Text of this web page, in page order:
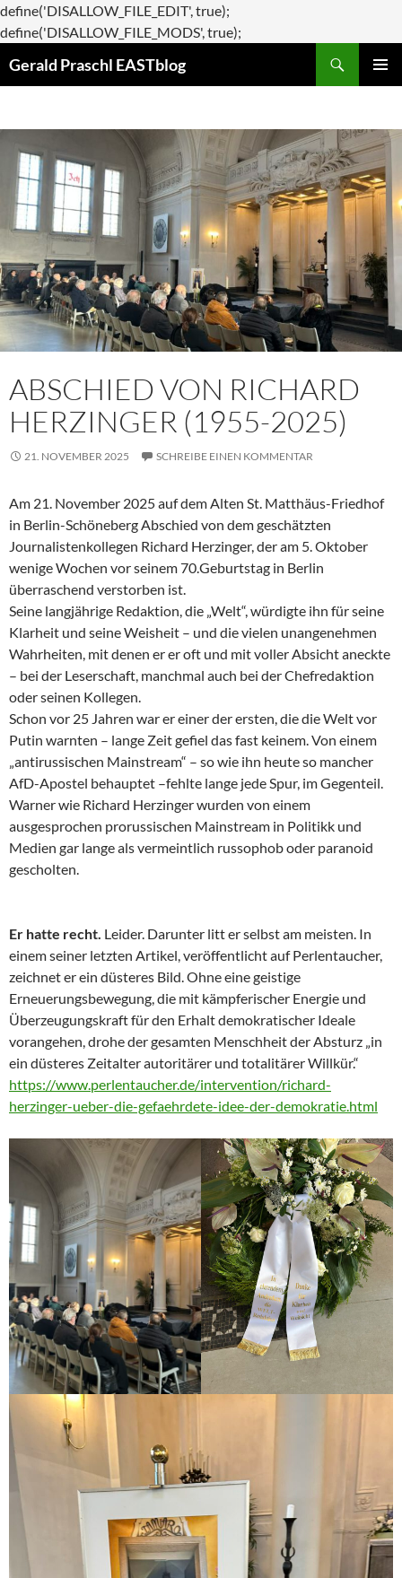
define('DISALLOW_FILE_EDIT', true);
define('DISALLOW_FILE_MODS', true);
Gerald Praschl EASTblog
ABSCHIED VON RICHARD
HERZINGER (1955-2025)
21. NOVEMBER 2025 SCHREIBE EINEN KOMMENTAR
Am 21. November 2025 auf dem Alten St. Matthäus-Friedhof
in Berlin-Schöneberg Abschied von dem geschätzten
Journalistenkollegen Richard Herzinger, der am 5. Oktober
wenige Wochen vor seinem 70.Geburtstag in Berlin
überraschend verstorben ist.
Seine langjährige Redaktion, die „Welt“, würdigte ihn für seine
Klarheit und seine Weisheit – und die vielen unangenehmen
Wahrheiten, mit denen er er oft und mit voller Absicht aneckte
– bei der Leserschaft, manchmal auch bei der Chefredaktion
oder seinen Kollegen.
Schon vor 25 Jahren war er einer der ersten, die die Welt vor
Putin warnten – lange Zeit gefiel das fast keinem. Von einem
„antirussischen Mainstream“ – so wie ihn heute so mancher
AfD-Apostel behauptet –fehlte lange jede Spur, im Gegenteil.
Warner wie Richard Herzinger wurden von einem
ausgesprochen prorussischen Mainstream in Politikk und
Medien gar lange als vermeintlich russophob oder paranoid
gescholten.
Er hatte recht. Leider. Darunter litt er selbst am meisten. In
einem seiner letzten Artikel, veröffentlicht auf Perlentaucher,
zeichnet er ein düsteres Bild. Ohne eine geistige
Erneuerungsbewegung, die mit kämpferischer Energie und
Überzeugungskraft für den Erhalt demokratischer Ideale
vorangehen, drohe der gesamten Menschheit der Absturz „in
ein düsteres Zeitalter autoritärer und totalitärer Willkür.“
https://www.perlentaucher.de/intervention/richard-
herzinger-ueber-die-gefaehrdete-idee-der-demokratie.html